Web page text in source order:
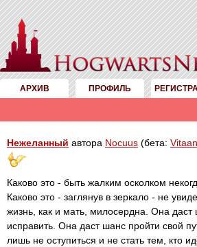
АРХИВ ПРОФИЛЬ
Нежеланный автора Nocuus (бета:
Каково это - быть жалким осколком
Каково это - заглянув в зеркало - не
жизнь, как и мать, милосердна. Она даст
исправить. Она даст шанс пройти свой
лишь не оступиться и не стать тем, кто